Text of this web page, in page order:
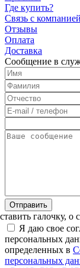
Где купить?
Связь с компанией
Отзывы
Оплата
Доставка
Cообщение в
Отправить
галочку, о
Я даю свое
персональных
определенных в
персональных